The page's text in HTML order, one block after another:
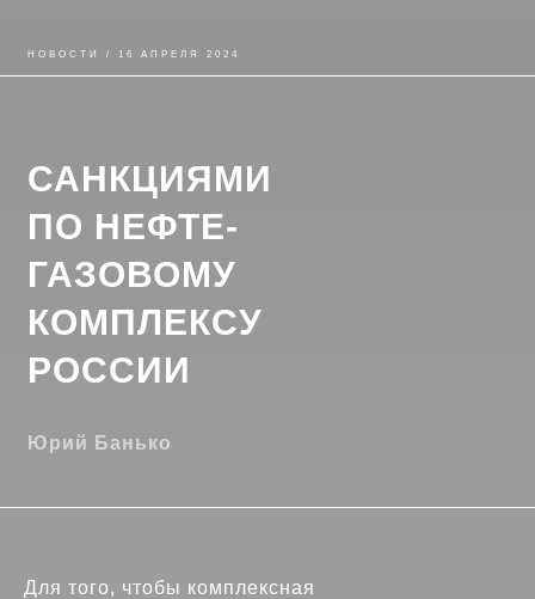
Для того, чтобы комплексная
Юрий Банько
НОВОСТИ / 16 АПРЕЛЯ 2024
САНКЦИЯМИ
ПО НЕФТЕ-
ГАЗОВОМУ
КОМПЛЕКСУ
РОССИИ